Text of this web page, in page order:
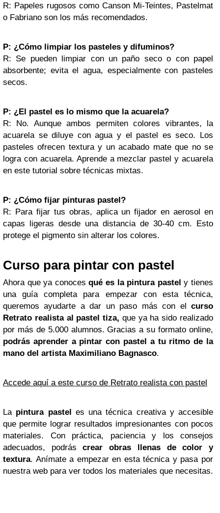
R: Papeles rugosos como Canson Mi-Teintes, Pastelmat
o Fabriano son los más recomendados.
P: ¿Cómo limpiar los pasteles y difuminos?
R: Se pueden limpiar con un paño seco o con papel
absorbente; evita el agua, especialmente con pasteles
secos.
P: ¿El pastel es lo mismo que la acuarela?
R: No. Aunque ambos permiten colores vibrantes, la
acuarela se diluye con agua y el pastel es seco. Los
pasteles ofrecen textura y un acabado mate que no se
logra con acuarela. Aprende a mezclar pastel y acuarela
en este tutorial sobre técnicas mixtas.
P: ¿Cómo fijar pinturas pastel?
R: Para fijar tus obras, aplica un fijador en aerosol en
capas ligeras desde una distancia de 30-40 cm. Esto
protege el pigmento sin alterar los colores.
Curso para pintar con pastel
Ahora que ya conocesqué es la pintura pastel y tienes
una guía completa para empezar con esta técnica,
queremos ayudarte a dar un paso más con el curso
Retrato realista al pastel tiza, que ya ha sido realizado
por más de 5.000 alumnos. Gracias a su formato online,
podrás aprender a pintar con pastel a tu ritmo de la
mano del artista Maximiliano Bagnasco.
Accede aquí a este curso de Retrato realista con pastel
La pintura pastel
es una técnica creativa y accesible
que permite lograr resultados impresionantes con pocos
materiales. Con práctica, paciencia y los consejos
adecuados, podráscrear obras llenas de color y
textura. Anímate a empezar en esta técnica y pasa por
nuestra web para ver todos los materiales que necesitas.